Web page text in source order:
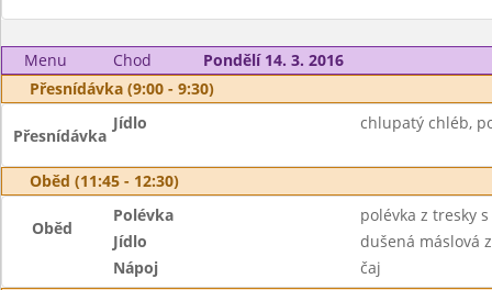
Menu Chod
Pondělí 14. 3. 2016
Přesnídávka (9:00 - 9:30)
Přesnídávka
Jídlo chlupatý chléb,
Oběd (11:45 - 12:30)
Oběd
Polévka
polévka z tresky
Jídlo
dušená máslová
Nápoj
čaj